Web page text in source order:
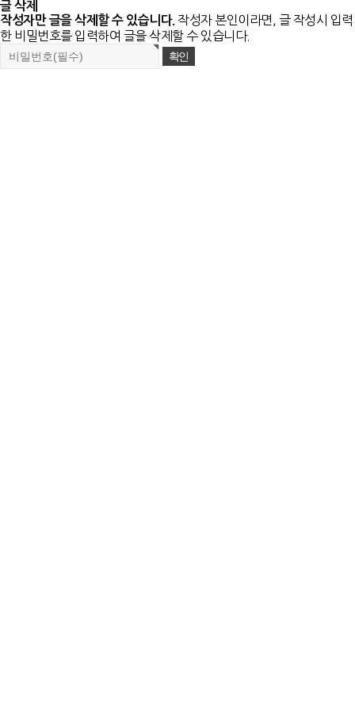
글 삭제
작성자만 글을 삭제할 수 있습니다. 작성자 본인이라면, 글 작성시 입력
한 비밀번호를 입력하여 글을 삭제할 수 있습니다.